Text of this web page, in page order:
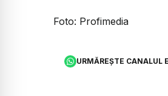
Foto: Profimedia
URMĂREȘTE CANALUL